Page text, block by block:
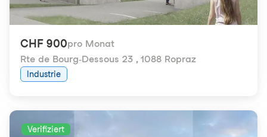
CHF 900pro Monat
Rte de Bourg-Dessous 23 , 1088 Ropraz
Industrie
Verifiziert